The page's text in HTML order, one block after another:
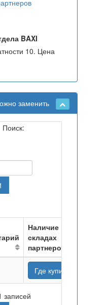
BAXI
10. Цена
заменить
Поиск:
Наличие на
складах
партнеров
Где купить
записей